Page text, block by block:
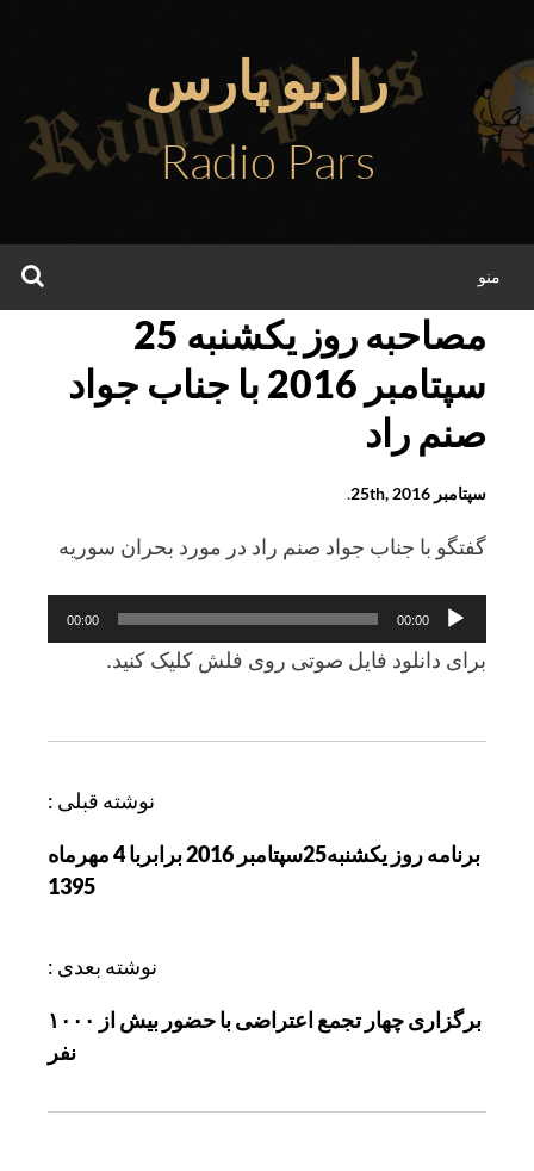
محتوا
رادیو پارس
Radio Pars
منو
مصاحبه روز يکشنبه 25
سپتامبر 2016 با جناب جواد
صنم راد
سپتامبر 25th, 2016 .
گفتگو با جناب جواد صنم راد در مورد بحران سوريه
پخش‌کننده
صوت
00:00
00:00
برای دانلود فايل صوتی روی فلش کليک کنيد.
ه
و
ه
نوشته قبلی :
برنامه روز يکشنبه25سپتامبر 2016 برابربا 4 مهرماه
1395
نوشته بعدی :
برگزاری چهار تجمع اعتراضی با حضور بیش از ۱۰۰۰
نفر